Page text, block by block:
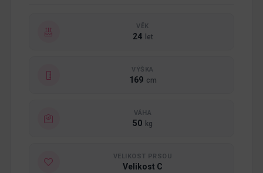
VĚK
24 let
VÝŠKA
169 cm
VÁHA
50 kg
VELIKOST PRSOU
Velikost C